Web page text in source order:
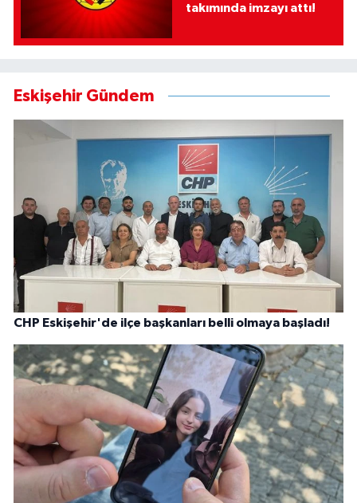
takımında imzayı attı!
Eskişehir Gündem
CHP Eskişehir'de ilçe başkanları belli olmaya başladı!